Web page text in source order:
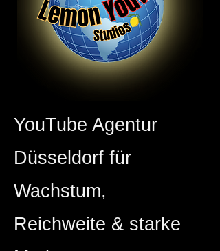
YouTube Agentur
Düsseldorf für
Wachstum,
Reichweite & starke